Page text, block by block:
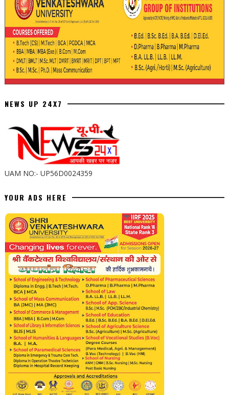
NEWS UP 24X7
UAM NO:- UP56D0024359
YOUR ADS HERE